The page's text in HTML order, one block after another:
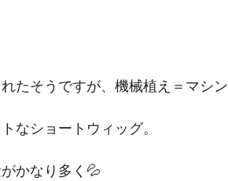
たそうですが、機械植え＝マシン
なショートウィッグ。
かなり多く💦